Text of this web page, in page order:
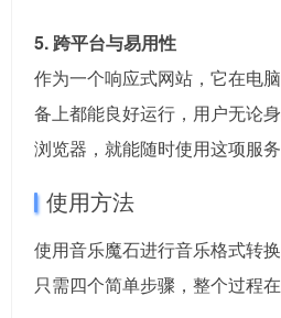
5. 跨平台与易用性
作为一个响应式网站，它在电
备上都能良好运行，用户无论
浏览器，就能随时使用这项服务
使用方法
使用音乐魔石进行音乐格式转
只需四个简单步骤，整个过程